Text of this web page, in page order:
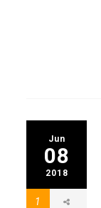
Jun
08
2018
1